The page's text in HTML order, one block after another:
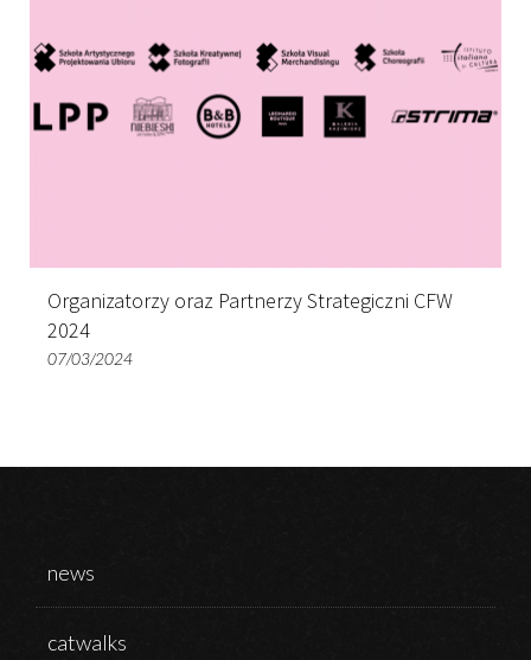
Organizatorzy oraz Partnerzy Strategiczni CFW
2024
07/03/2024
news
catwalks